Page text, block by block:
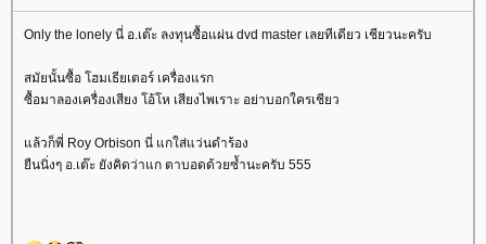
Only the lonely นี่ อ.เต๊ะ ลงทุนซื้อแผ่น dvd master เลยทีเดียว เชียวนะครับ
สมัยนั้นซื้อ โฮมเธียเตอร์ เครื่องแรก
ซื้อมาลองเครื่องเสียง โอ้โห เสียงไพเราะ อย่าบอกใครเชียว
ล้วก็พี่ Roy Orbison นี่ แกใส่แว่นดำร้อง
ืนนิ่งๆ อ.เต๊ะ ยังคิดว่าแก ตาบอดด้วยซ้ำนะครับ 555